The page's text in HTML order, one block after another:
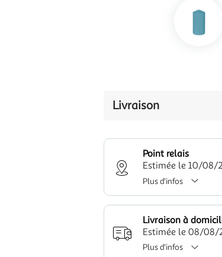
Livraison
Point relais
Estimée le 10/08/
Plus d'infos
Livraison à
Estimée le 08/08/
Plus d'infos